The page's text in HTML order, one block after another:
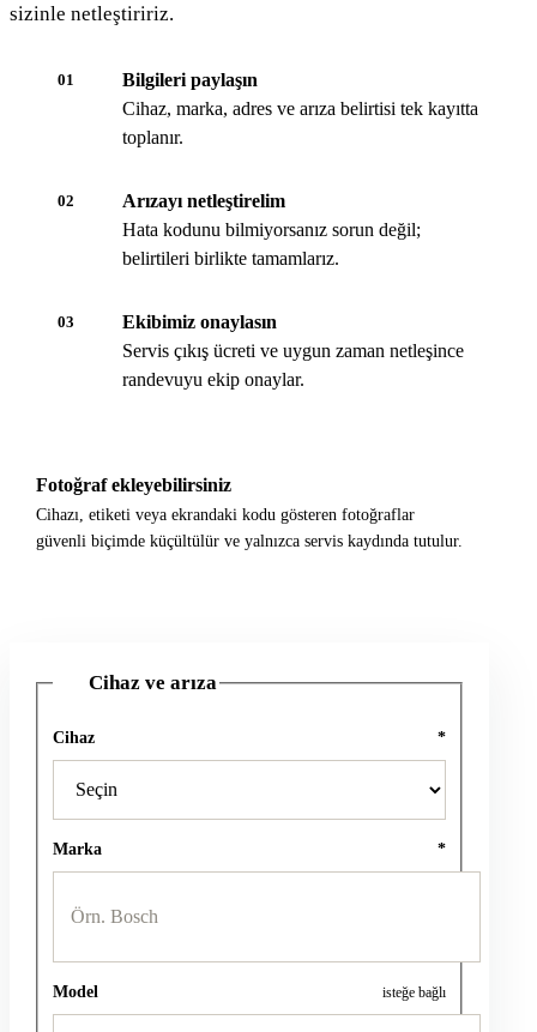
sizinle netleştiririz.
01
Bilgileri paylaşın
Cihaz, marka, adres ve arıza belirtisi tek kayıtta
toplanır.
02
Arızayı netleştirelim
Hata kodunu bilmiyorsanız sorun değil;
belirtileri birlikte tamamlarız.
03
Ekibimiz onaylasın
Servis çıkış ücreti ve uygun zaman netleşince
randevuyu ekip onaylar.
Fotoğraf ekleyebilirsiniz
Cihazı, etiketi veya ekrandaki kodu gösteren fotoğraflar
güvenli biçimde küçültülür ve yalnızca servis kaydında tutulur.
Cihaz ve arıza
Cihaz *
Marka *
Model isteğe bağlı